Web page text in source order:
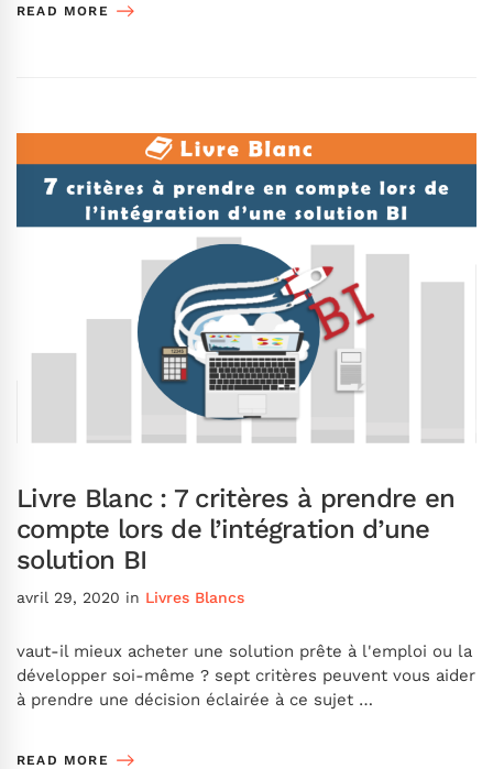
READ MORE
Livre Blanc : 7 critères à prendre en
compte lors de l’intégration d’une
solution BI
avril 29, 2020 in Livres Blancs
vaut-il mieux acheter une solution prête à l'emploi ou la
développer soi-même ? sept critères peuvent vous aider
à prendre une décision éclairée à ce sujet …
READ MORE